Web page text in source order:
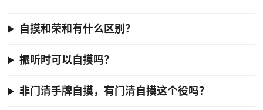
自摸和荣和有什么区别？
振听时可以自摸吗？
非门清手牌自摸，有门清自摸这个役吗？